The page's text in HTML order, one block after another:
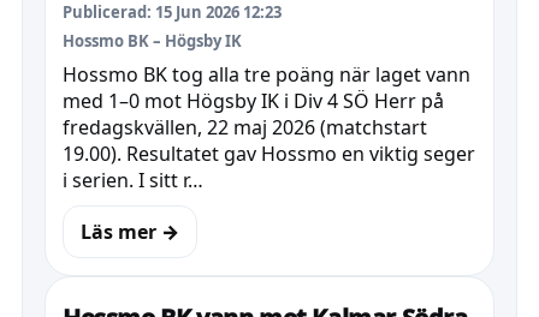
Publicerad: 15 Jun 2026 12:23
Hossmo BK – Högsby IK
Hossmo BK tog alla tre poäng när laget vann
med 1–0 mot Högsby IK i Div 4 SÖ Herr på
fredagskvällen, 22 maj 2026 (matchstart
19.00). Resultatet gav Hossmo en viktig seger
i serien. I sitt r…
Läs mer →